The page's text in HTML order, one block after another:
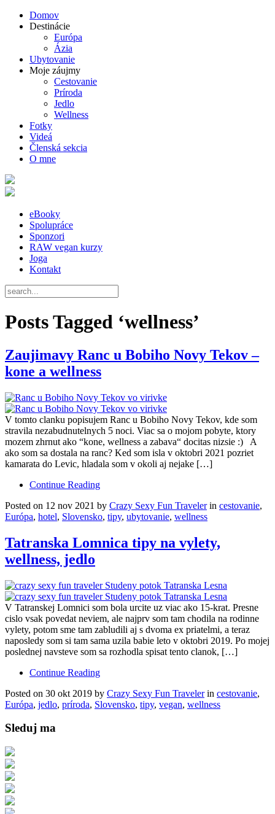
Domov
Destinácie
Európa
Ázia
Ubytovanie
Moje záujmy
Cestovanie
Príroda
Jedlo
Wellness
Fotky
Videá
Členská sekcia
O mne
eBooky
Spolupráce
Sponzori
RAW vegan kurzy
Joga
Kontakt
Posts Tagged ‘wellness’
Zaujimavy Ranc u Bobiho Novy Tekov –
kone a wellness
V tomto clanku popisujem Ranc u Bobiho Novy Tekov, kde som
stravila nezabudnutelnych 5 noci. Viac sa o mojom pobyte, ktory
mozem zhrnut ako “kone, wellness a zabava“ docitas nizsie :) A
ako som sa dostala na ranc? Ked som isla v oktobri 2021 pozriet
kamarata do Levic, hladala som v okoli aj nejake […]
Continue Reading
Posted on 12 nov 2021 by Crazy Sexy Fun Travelerin cestovanie,
Európa, hotel, Slovensko, tipy, ubytovanie, wellness
Tatranska Lomnica tipy na vylety,
wellness, jedlo
V Tatranskej Lomnici som bola urcite uz viac ako 15-krat. Presne
cislo vsak povedat neviem, ale najprv som tam chodila na rodinne
vylety, potom sme tam zabludili aj s dvoma ex priatelmi, a teraz
naposledy som si tam sama uzila babie leto v oktobri 2019. Po mojej
poslednej navsteve som sa rozhodla spisat tento clanok, […]
Continue Reading
Posted on 30 okt 2019 by Crazy Sexy Fun Travelerin cestovanie,
Európa, jedlo, príroda, Slovensko, tipy, vegan, wellness
Sleduj ma